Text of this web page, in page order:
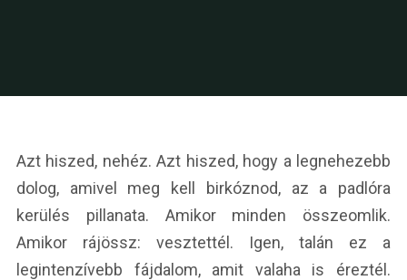
Azt hiszed, nehéz. Azt hiszed, hogy a legnehezebb
dolog, amivel meg kell birkóznod, az a padlóra
kerülés pillanata. Amikor minden összeomlik.
Amikor rájössz: vesztettél. Igen, talán ez a
legintenzívebb fájdalom, amit valaha is éreztél.